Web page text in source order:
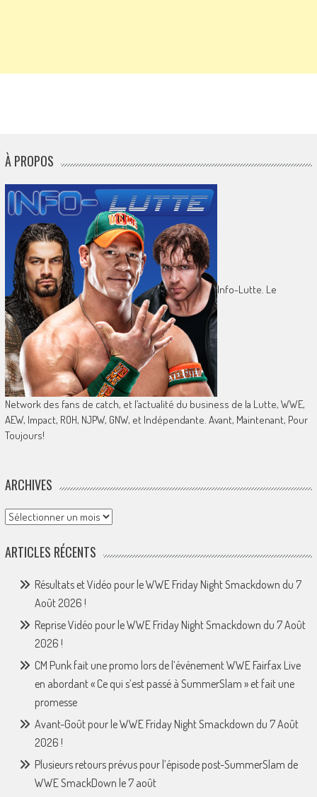
À PROPOS
Info-Lutte. Le
Network des fans de catch, et l’actualité du business de la Lutte, WWE,
AEW, Impact, ROH, NJPW, GNW, et Indépendante. Avant, Maintenant, Pour
Toujours!
ARCHIVES
Archives
ARTICLES RÉCENTS
Résultats et Vidéo pour le WWE Friday Night Smackdown du 7
Août 2026 !
Reprise Vidéo pour le WWE Friday Night Smackdown du 7 Août
2026 !
CM Punk fait une promo lors de l’événement WWE Fairfax Live
en abordant « Ce qui s’est passé à SummerSlam » et fait une
promesse
Avant-Goût pour le WWE Friday Night Smackdown du 7 Août
2026 !
Plusieurs retours prévus pour l’épisode post-SummerSlam de
WWE SmackDown le 7 août